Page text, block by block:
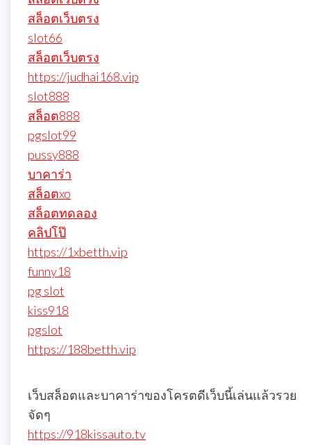
สล็อตเว็บตรง
slot66
สล็อตเว็บตรง
https://judhai168.vip
slot888
สล็อต888
pgslot99
pussy888
บาคาร่า
สล็อตxo
สล็อตทดลอง
คลิปโป๊
https://1xbetth.vip
funny18
pg slot
kiss918
pgslot
https://188betth.vip
เว็บสล็อตและบาคาร่าของโครตดีเว็บนี้เล่นแล้วรวย
จัดๆ
https://918kissauto.tv